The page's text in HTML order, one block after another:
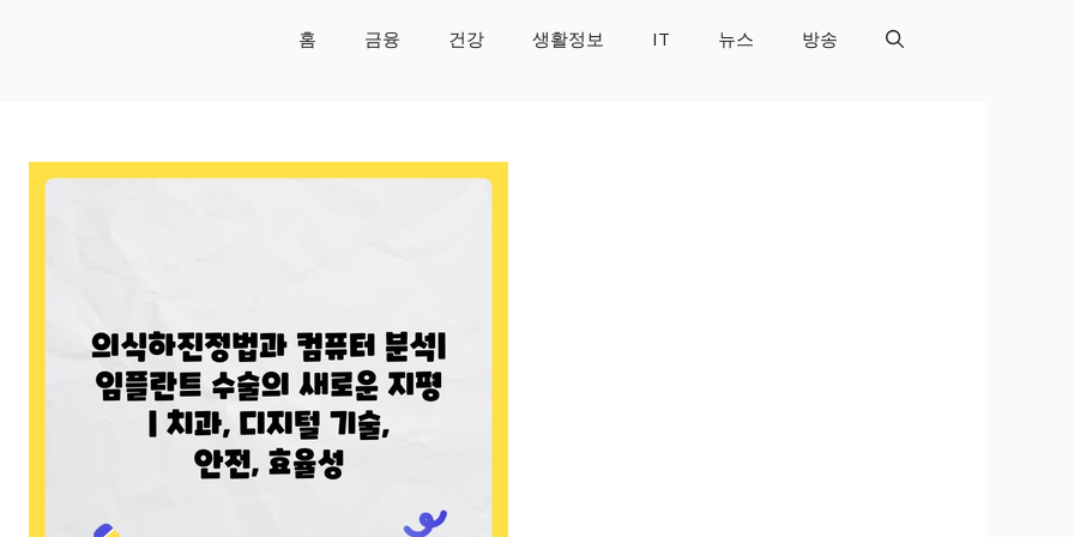
홈 금융 건강 생활정보 IT 뉴스 방송